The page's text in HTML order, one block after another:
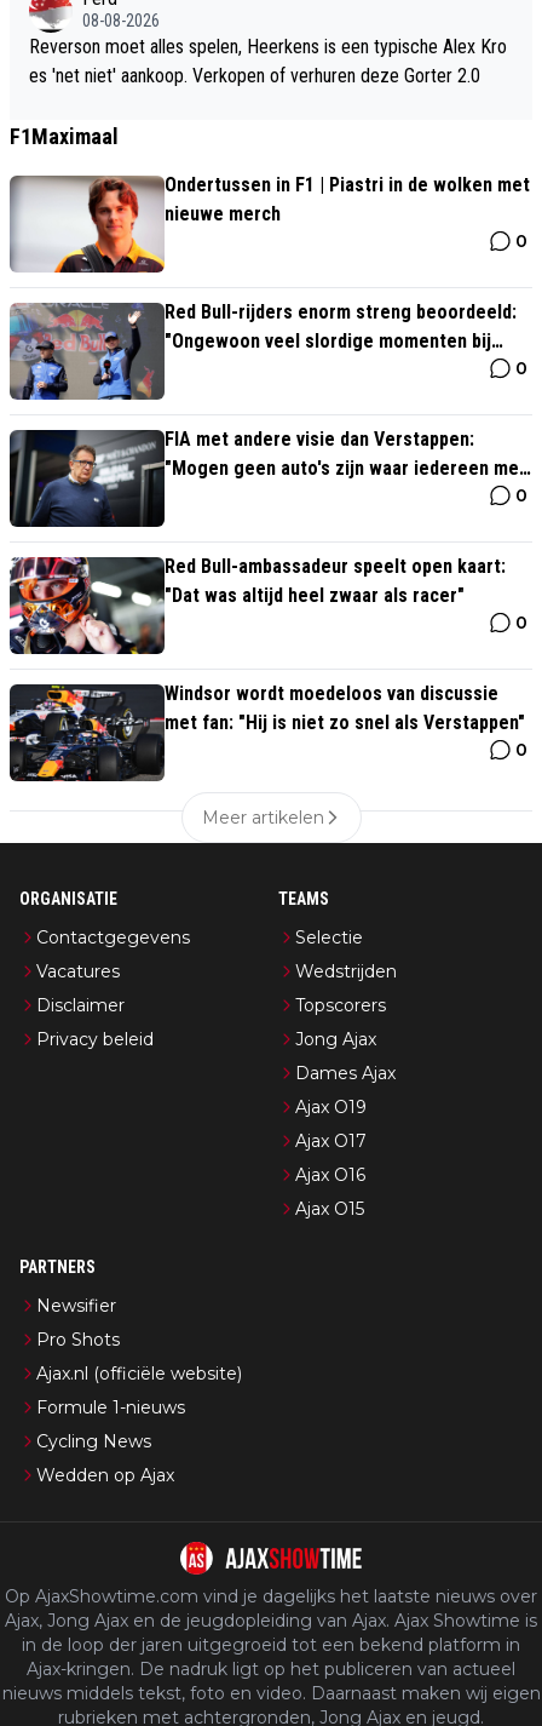
08-08-2026
Reverson moet alles spelen, Heerkens is een typische Alex Kro
es 'net niet' aankoop. Verkopen of verhuren deze Gorter 2.0
F1Maximaal
Ondertussen in F1 | Piastri in de wolken met
nieuwe merch
0
Red Bull-rijders enorm streng beoordeeld:
"Ongewoon veel slordige momenten bij
0
FIA met andere visie dan Verstappen:
"Mogen geen auto's zijn waar iedereen mee
0
Red Bull-ambassadeur speelt open kaart:
"Dat was altijd heel zwaar als racer"
0
Windsor wordt moedeloos van discussie
met fan: "Hij is niet zo snel als Verstappen"
0
Meer artikelen
ORGANISATIE
Contactgegevens
Vacatures
Disclaimer
Privacy beleid
TEAMS
Selectie
Wedstrijden
Topscorers
Jong Ajax
Dames Ajax
Ajax O19
Ajax O17
Ajax O16
Ajax O15
PARTNERS
Newsifier
Pro Shots
Ajax.nl (officiële website)
Formule 1-nieuws
Cycling News
Wedden op Ajax
Op AjaxShowtime.com vind je dagelijks het laatste nieuws over
Ajax, Jong Ajax en de jeugdopleiding van Ajax. Ajax Showtime is
in de loop der jaren uitgegroeid tot een bekend platform in
Ajax-kringen. De nadruk ligt op het publiceren van actueel
nieuws middels tekst, foto en video. Daarnaast maken wij eigen
rubrieken met achtergronden, Jong Ajax en jeugd.